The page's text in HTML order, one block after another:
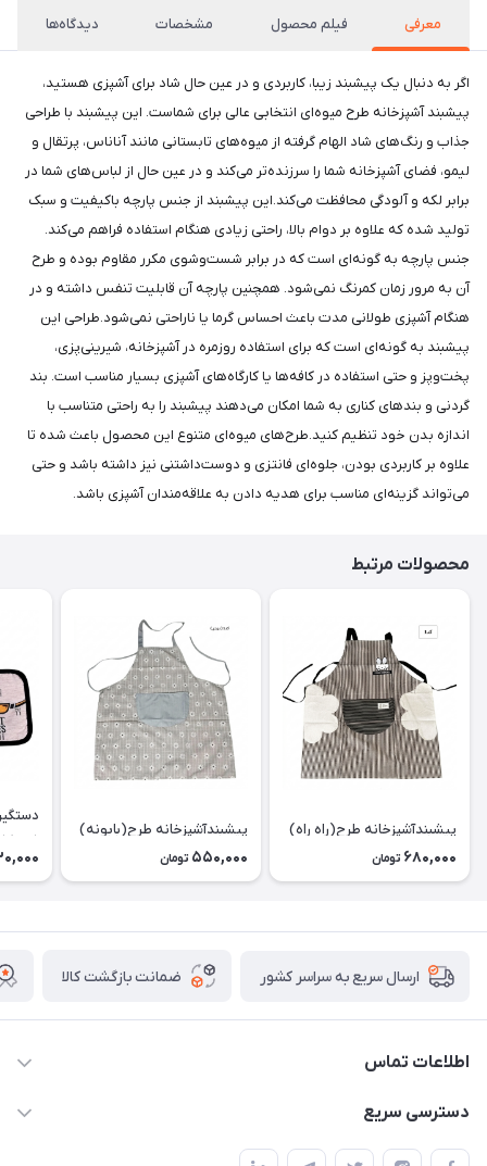
معرفی فیلم محصول مشخصات دیدگاه‌ها
اگر به دنبال یک پیشبند زیبا، کاربردی و در عین حال شاد برای آشپزی هستید،
پیشبند آشپزخانه طرح میوه‌ای انتخابی عالی برای شماست. این پیشبند با طراحی
جذاب و رنگ‌های شاد الهام گرفته از میوه‌های تابستانی مانند آناناس، پرتقال و
لیمو، فضای آشپزخانه شما را سرزنده‌تر می‌کند و در عین حال از لباس‌های شما در
برابر لکه و آلودگی محافظت می‌کند.این پیشبند از جنس پارچه باکیفیت و سبک
تولید شده که علاوه بر دوام بالا، راحتی زیادی هنگام استفاده فراهم می‌کند.
جنس پارچه به گونه‌ای است که در برابر شست‌وشوی مکرر مقاوم بوده و طرح
آن به مرور زمان کمرنگ نمی‌شود. همچنین پارچه آن قابلیت تنفس داشته و در
هنگام آشپزی طولانی مدت باعث احساس گرما یا ناراحتی نمی‌شود.طراحی این
پیشبند به گونه‌ای است که برای استفاده روزمره در آشپزخانه، شیرینی‌پزی،
پخت‌وپز و حتی استفاده در کافه‌ها یا کارگاه‌های آشپزی بسیار مناسب است. بند
گردنی و بندهای کناری به شما امکان می‌دهند پیشبند را به راحتی متناسب با
اندازه بدن خود تنظیم کنید.طرح‌های میوه‌ای متنوع این محصول باعث شده تا
علاوه بر کاربردی بودن، جلوه‌ای فانتزی و دوست‌داشتنی نیز داشته باشد و حتی
می‌تواند گزینه‌ای مناسب برای هدیه دادن به علاقه‌مندان آشپزی باشد.
محصولات مرتبط
پیشبندآشپزخانه طرح(راه راه)
680,000 تومان
پیشبندآشپزخانه طرح(بابونه)
550,000 تومان
ارسال سریع به سراسر کشور ضمانت بازگشت کالا
اطلاعات تماس
09174090037
09174090035
دسترسی سریع
حساب کاربری